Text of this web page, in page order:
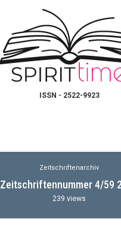
ISSN - 2522-9923
Zeitschriftenarchiv
Zeitschriftennummer 4/59
239 views